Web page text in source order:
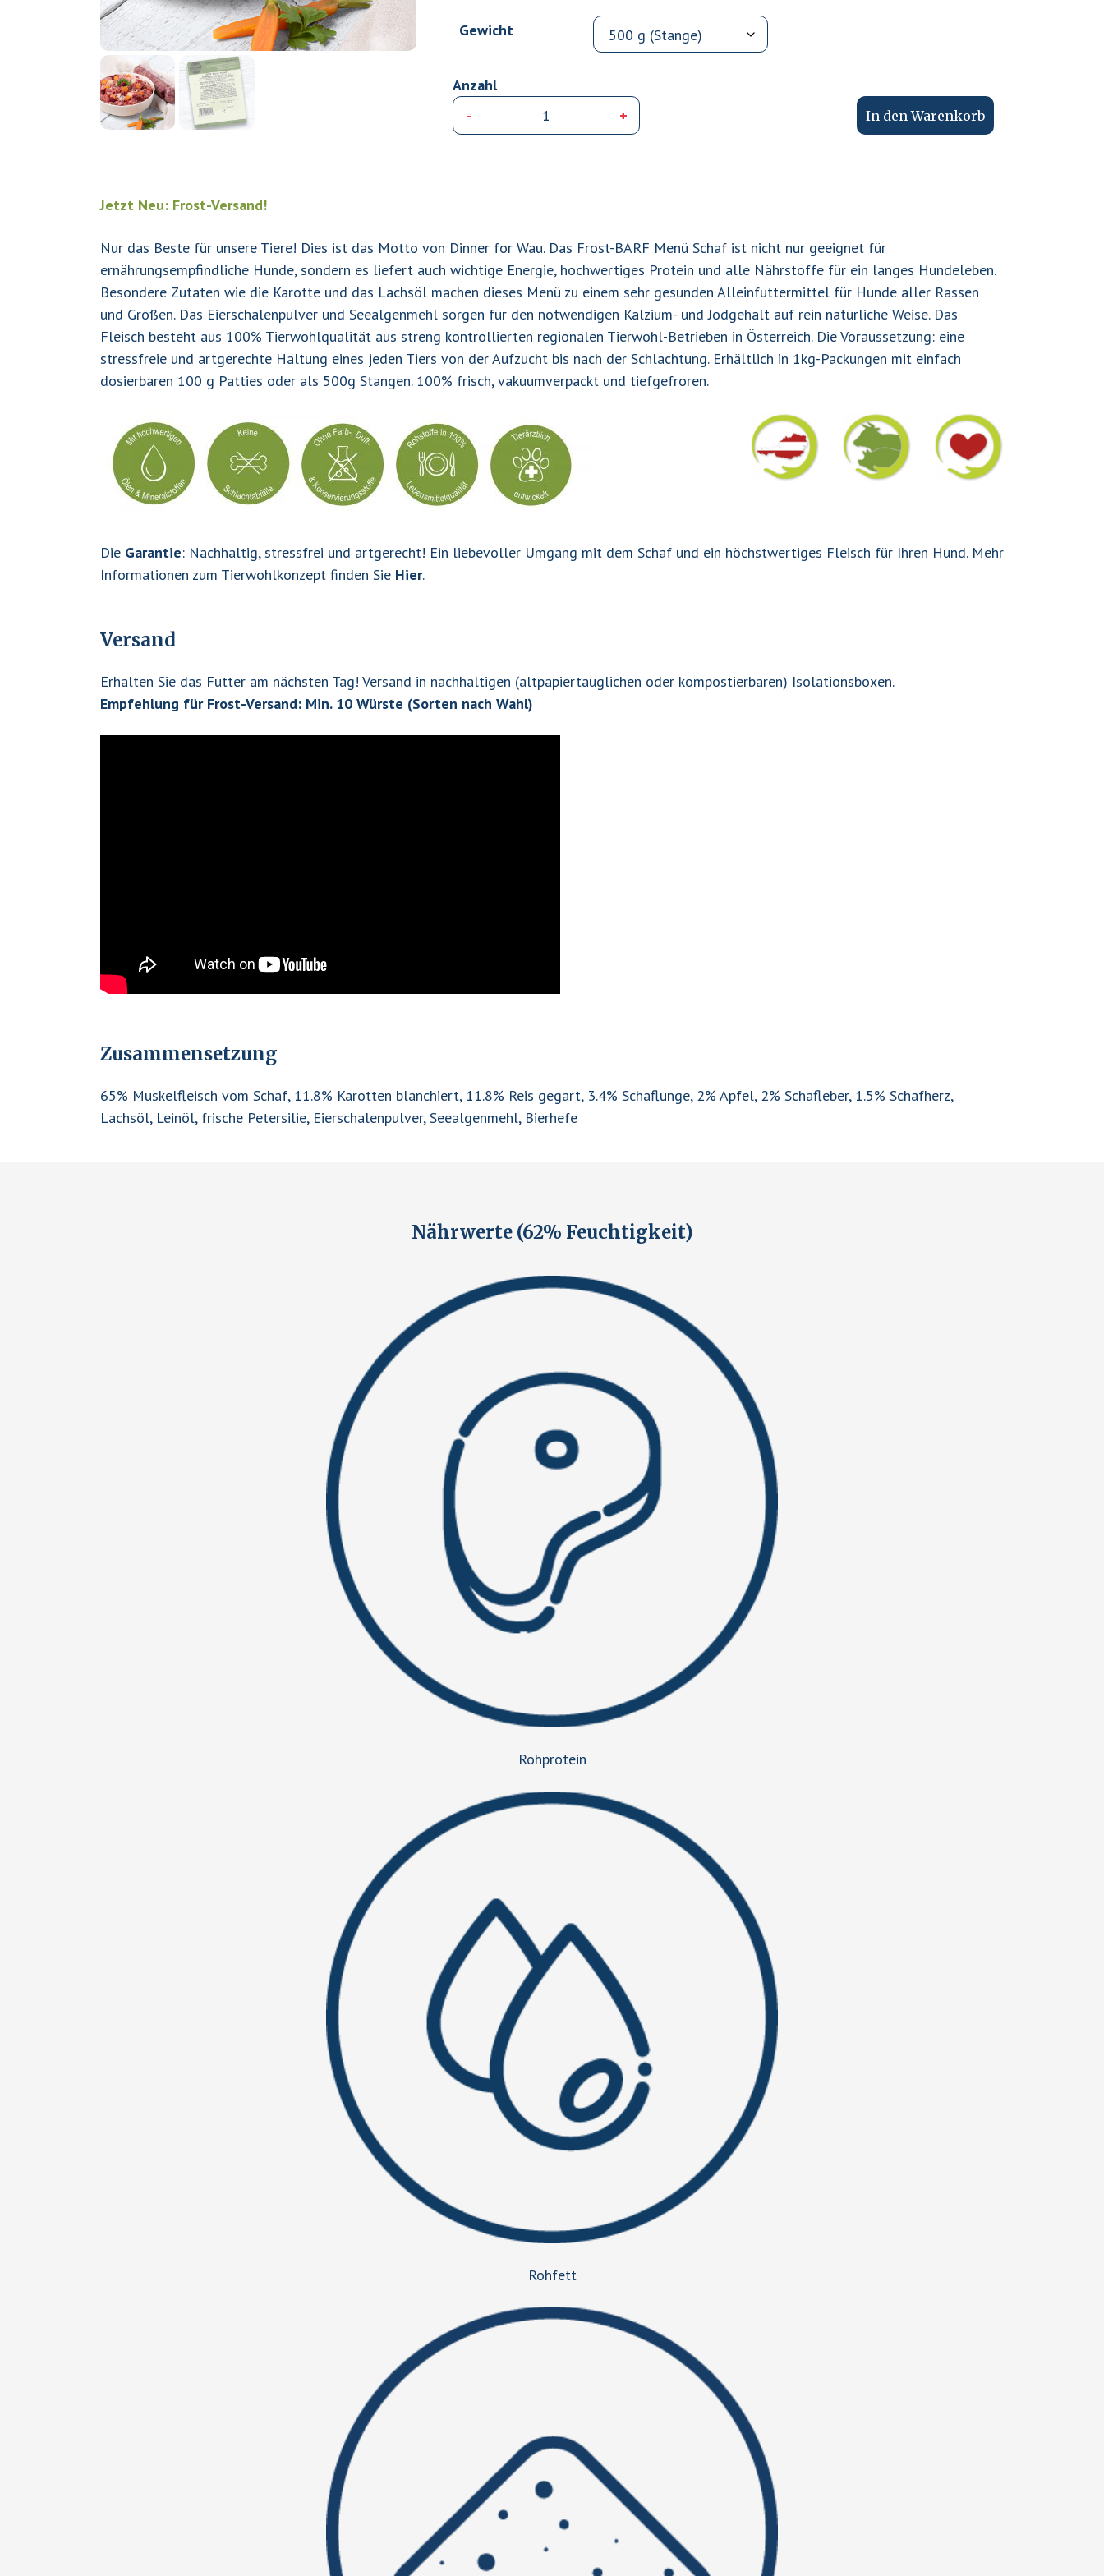
Gewicht
-
BARF
+ In den Warenkorb
Jetzt Neu: Frost-Versand!
Nur das Beste für unsere Tiere! Dies ist das Motto von Dinner for Wau. Das Frost-BARF Menü Schaf ist nicht nur geeignet für
ernährungsempfindliche Hunde, sondern es liefert auch wichtige Energie, hochwertiges Protein und alle Nährstoffe für ein langes Hundeleben.
Besondere Zutaten wie die Karotte und das Lachsöl machen dieses Menü zu einem sehr gesunden Alleinfuttermittel für Hunde aller Rassen
und Größen. Das Eierschalenpulver und Seealgenmehl sorgen für den notwendigen Kalzium- und Jodgehalt auf rein natürliche Weise. Das
Fleisch besteht aus 100% Tierwohlqualität aus streng kontrollierten regionalen Tierwohl-Betrieben in Österreich. Die Voraussetzung: eine
stressfreie und artgerechte Haltung eines jeden Tiers von der Aufzucht bis nach der Schlachtung. Erhältlich in 1kg-Packungen mit einfach
dosierbaren 100 g Patties oder als 500g Stangen. 100% frisch, vakuumverpackt und tiefgefroren.
Die Garantie: Nachhaltig, stressfrei und artgerecht! Ein liebevoller Umgang mit dem Schaf und ein höchstwertiges Fleisch für Ihren Hund. Mehr
Informationen zum Tierwohlkonzept finden Sie Hier.
Versand
Erhalten Sie das Futter am nächsten Tag! Versand in nachhaltigen (altpapiertauglichen oder kompostierbaren) Isolationsboxen.
Empfehlung für Frost-Versand: Min. 10 Würste (Sorten nach Wahl)
Zusammensetzung
65% Muskelfleisch vom Schaf, 11.8% Karotten blanchiert, 11.8% Reis gegart, 3.4% Schaflunge, 2% Apfel, 2% Schafleber, 1.5% Schafherz,
Lachsöl, Leinöl, frische Petersilie, Eierschalenpulver, Seealgenmehl, Bierhefe
Nährwerte (62% Feuchtigkeit)
Rohprotein
Rohfett